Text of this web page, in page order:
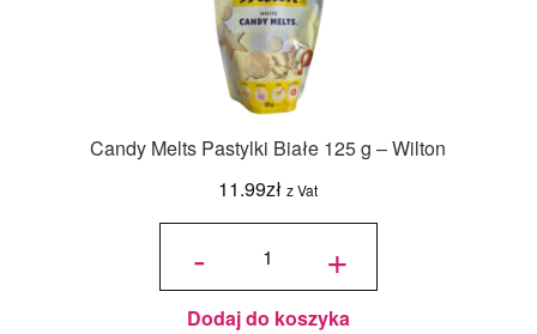
Candy Melts Pastylki Białe 125 g – Wilton
11.99zł z Vat
-
ilość
Pastylki
Białe
125 g -
Wilton +
Dodaj do koszyka